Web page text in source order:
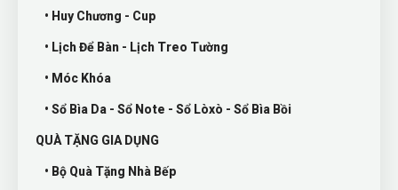
• Huy Chương - Cup
• Lịch Để Bàn - Lịch Treo Tường
• Móc Khóa
• Sổ Bìa Da - Sổ Note - Sổ Lòxò - Sổ Bìa Bồi
QUÀ TẶNG GIA DỤNG
• Bộ Quà Tặng Nhà Bếp